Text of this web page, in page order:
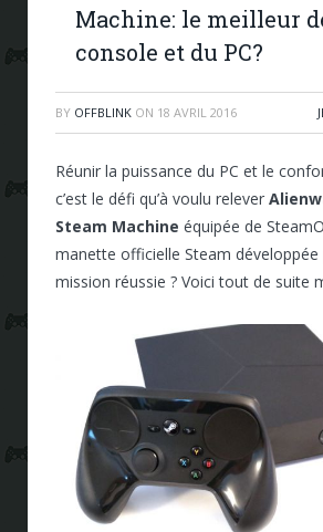
Machine: le meilleur
console et du PC?
BY OFFBLINK ON 18 AVRIL 2016
Réunir la puissance du PC et le
c’est le défi qu’à voulu relever
Steam Machine équipée de
manette officielle Steam développée
mission réussie ? Voici tout de suite